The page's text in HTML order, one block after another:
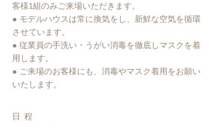
客様1組のみご来場いただきます。
● モデルハウスは常に換気をし、新鮮な空気を循環
させています。
● 従業員の手洗い・うがい消毒を徹底しマスクを着
用します。
● ご来場のお客様にも、消毒やマスク着用をお願い
いたします。
日 程